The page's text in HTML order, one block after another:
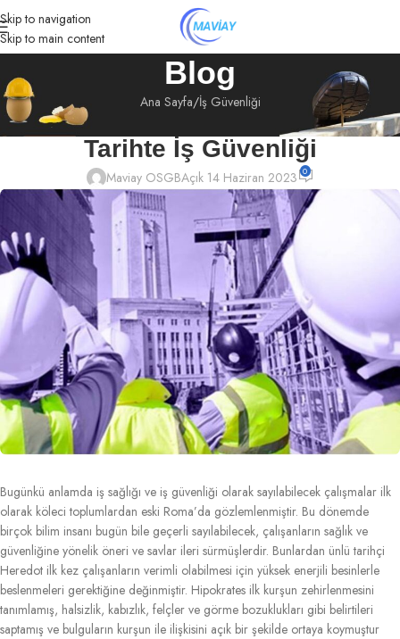
Skip to navigation
Skip to main content
Blog
Ana Sayfa İş Güvenliği
Tarihte İş Güvenliği
Maviay OSGBAçık 14 Haziran 2023 0
Bugünkü anlamda iş sağlığı ve iş güvenliği olarak sayılabilecek çalışmalar ilk
olarak köleci toplumlardan eski Roma’da gözlemlenmiştir. Bu dönemde
birçok bilim insanı bugün bile geçerli sayılabilecek, çalışanların sağlık ve
güvenliğine yönelik öneri ve savlar ileri sürmüşlerdir. Bunlardan ünlü tarihçi
Heredot ilk kez çalışanların verimli olabilmesi için yüksek enerjili besinlerle
beslenmeleri gerektiğine değinmiştir. Hipokrates ilk kurşun zehirlenmesini
tanımlamış, halsizlik, kabızlık, felçler ve görme bozuklukları gibi belirtileri
saptamış ve bulguların kurşun ile ilişkisini açık bir şekilde ortaya koymuştur